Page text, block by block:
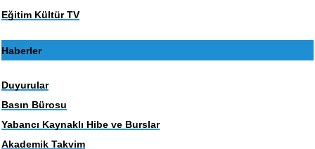
Eğitim Kültür TV
Haberler
Duyurular
Basın Bürosu
Yabancı Kaynaklı Hibe ve Burslar
Akademik Takvim